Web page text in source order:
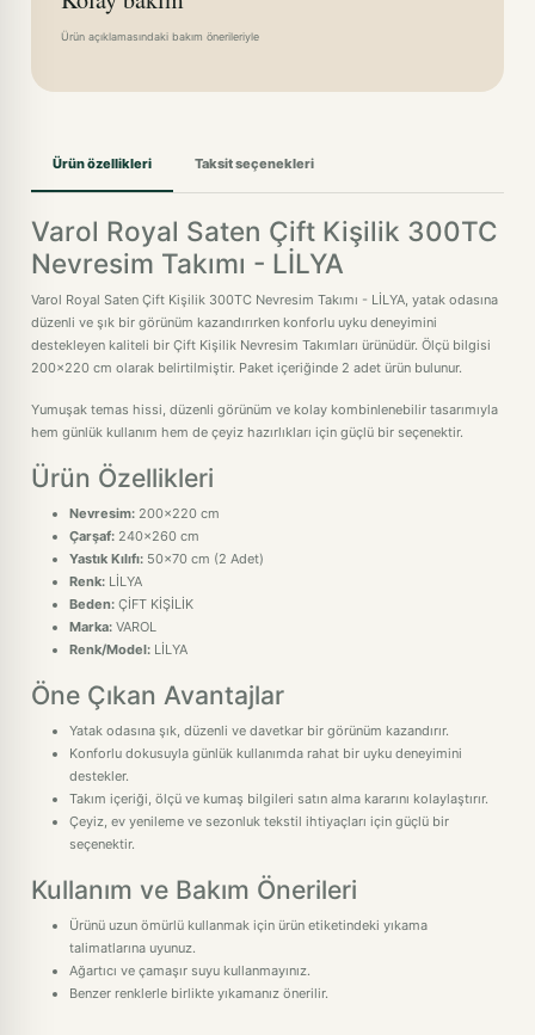
Ürün açıklamasındaki bakım önerileriyle
Ürün özellikleri Taksit seçenekleri
Varol Royal Saten Çift Kişilik 300TC
Nevresim Takımı - LİLYA
Varol Royal Saten Çift Kişilik 300TC Nevresim Takımı - LİLYA, yatak odasına
düzenli ve şık bir görünüm kazandırırken konforlu uyku deneyimini
destekleyen kaliteli bir Çift Kişilik Nevresim Takımları ürünüdür. Ölçü bilgisi
200x220 cm olarak belirtilmiştir. Paket içeriğinde 2 adet ürün bulunur.
Yumuşak temas hissi, düzenli görünüm ve kolay kombinlenebilir tasarımıyla
hem günlük kullanım hem de çeyiz hazırlıkları için güçlü bir seçenektir.
Ürün Özellikleri
Nevresim: 200x220 cm
Çarşaf: 240x260 cm
Yastık Kılıfı: 50x70 cm (2 Adet)
Renk: LİLYA
Beden: ÇİFT KİŞİLİK
Marka: VAROL
Renk/Model: LİLYA
Öne Çıkan Avantajlar
Yatak odasına şık, düzenli ve davetkar bir görünüm kazandırır.
Konforlu dokusuyla günlük kullanımda rahat bir uyku deneyimini
destekler.
Takım içeriği, ölçü ve kumaş bilgileri satın alma kararını kolaylaştırır.
Çeyiz, ev yenileme ve sezonluk tekstil ihtiyaçları için güçlü bir
seçenektir.
Kullanım ve Bakım Önerileri
Ürünü uzun ömürlü kullanmak için ürün etiketindeki yıkama
talimatlarına uyunuz.
Ağartıcı ve çamaşır suyu kullanmayınız.
Benzer renklerle birlikte yıkamanız önerilir.